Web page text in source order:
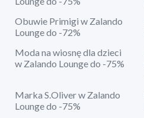
Obuwie Primigi w Zalando
Lounge do -72%
Moda na wiosnę dla dzieci
w Zalando Lounge do -75%
Marka S.Oliver w Zalando
Lounge do -75%